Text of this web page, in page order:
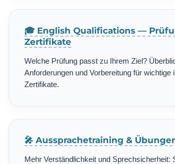
🎓 English Qualifications —
Zertifikate
Welche Prüfung passt zu Ihrem Ziel?
Anforderungen und Vorbereitung für wichtige
Zertifikate.
🎤 Aussprachetraining &
Mehr Verständlichkeit und Sprechsicherheit: